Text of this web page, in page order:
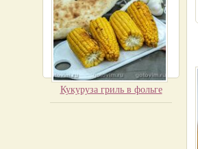
Кукуруза гриль в фольге